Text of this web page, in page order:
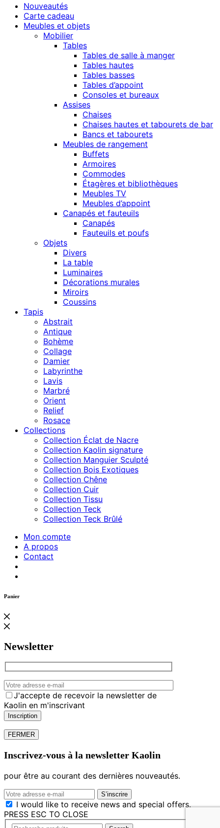
Nouveautés
Carte cadeau
Meubles et objets
Mobilier
Tables
Tables de salle à manger
Tables hautes
Tables basses
Tables d’appoint
Consoles et bureaux
Assises
Chaises
Chaises hautes et tabourets de bar
Bancs et tabourets
Meubles de rangement
Buffets
Armoires
Commodes
Étagères et bibliothèques
Meubles TV
Meubles d’appoint
Canapés et fauteuils
Canapés
Fauteuils et poufs
Objets
Divers
La table
Luminaires
Décorations murales
Miroirs
Coussins
Tapis
Abstrait
Antique
Bohème
Collage
Damier
Labyrinthe
Lavis
Marbré
Orient
Relief
Rosace
Collections
Collection Éclat de Nacre
Collection Kaolin signature
Collection Manguier Sculpté
Collection Bois Exotiques
Collection Chêne
Collection Cuir
Collection Tissu
Collection Teck
Collection Teck Brûlé
Mon compte
A propos
Contact
Panier
Newsletter
J'accepte de recevoir la newsletter de
Kaolin en m'inscrivant
FERMER
Inscrivez-vous à la newsletter Kaolin
pour être au courant des dernières nouveautés.
I would like to receive news and special offers.
PRESS ESC TO CLOSE